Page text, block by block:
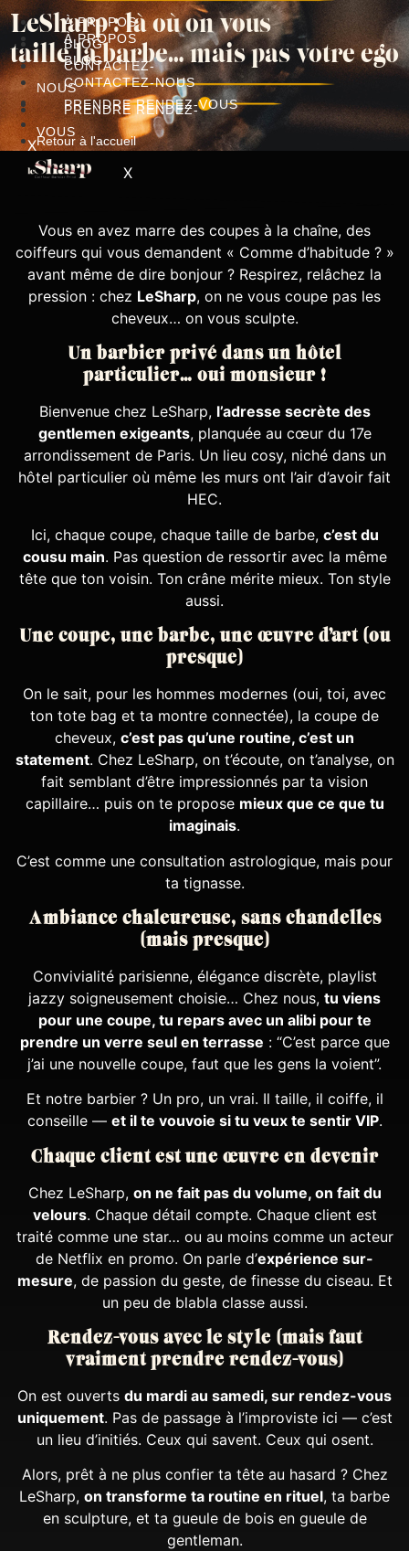
Aller
au
contenu
À PROPOS
BLOG
CONTACTEZ-NOUS
PRENDRE RENDEZ-VOUS
X
À PROPOS
BLOG
CONTACTEZ-
NOUS
PRENDRE RENDEZ-
VOUS
X
LeSharp : là où on vous
taille la barbe… mais pas votre ego
Retour à l'accueil
Vous en avez marre des coupes à la chaîne, des
coiffeurs qui vous demandent « Comme d’habitude ? »
avant même de dire bonjour ? Respirez, relâchez la
pression : chez LeSharp, on ne vous coupe pas les
cheveux… on vous sculpte.
Un barbier privé dans un hôtel
particulier… oui monsieur !
Bienvenue chez LeSharp, l’adresse secrète des
gentlemen exigeants, planquée au cœur du 17e
arrondissement de Paris. Un lieu cosy, niché dans un
hôtel particulier où même les murs ont l’air d’avoir fait
HEC.
Ici, chaque coupe, chaque taille de barbe, c’est du
cousu main. Pas question de ressortir avec la même
tête que ton voisin. Ton crâne mérite mieux. Ton style
aussi.
Une coupe, une barbe, une œuvre d’art (ou
presque)
On le sait, pour les hommes modernes (oui, toi, avec
ton tote bag et ta montre connectée), la coupe de
cheveux, c’est pas qu’une routine, c’est un
statement. Chez LeSharp, on t’écoute, on t’analyse, on
fait semblant d’être impressionnés par ta vision
capillaire… puis on te propose mieux que ce que tu
imaginais.
C’est comme une consultation astrologique, mais pour
ta tignasse.
Ambiance chaleureuse, sans chandelles
(mais presque)
Convivialité parisienne, élégance discrète, playlist
jazzy soigneusement choisie… Chez nous, tu viens
pour une coupe, tu repars avec un alibi pour te
prendre un verre seul en terrasse : “C’est parce que
j’ai une nouvelle coupe, faut que les gens la voient”.
Et notre barbier ? Un pro, un vrai. Il taille, il coiffe, il
conseille — et il te vouvoie si tu veux te sentir VIP.
Chaque client est une œuvre en devenir
Chez LeSharp, on ne fait pas du volume, on fait du
velours. Chaque détail compte. Chaque client est
traité comme une star… ou au moins comme un acteur
de Netflix en promo. On parle d’expérience sur-
mesure, de passion du geste, de finesse du ciseau. Et
un peu de blabla classe aussi.
Rendez-vous avec le style (mais faut
vraiment prendre rendez-vous)
On est ouverts du mardi au samedi, sur rendez-vous
uniquement. Pas de passage à l’improviste ici — c’est
un lieu d’initiés. Ceux qui savent. Ceux qui osent.
Alors, prêt à ne plus confier ta tête au hasard ? Chez
LeSharp, on transforme ta routine en rituel, ta barbe
en sculpture, et ta gueule de bois en gueule de
gentleman.